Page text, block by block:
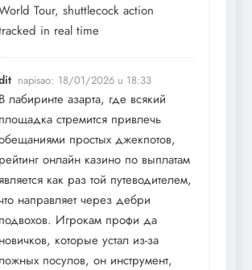
Tour, shuttlecock action
in real time
napisao: 18/01/2026 u 18:33
В лабиринте азарта, где всякий
площадка стремится привлечь
простых джекпотов,
рейтинг онлайн казино по выплатам
является как раз той путеводителем,
направляет через дебри
подвохов. Игрокам профи да
новичков, которые устал из-за
посулов, он инструмент,